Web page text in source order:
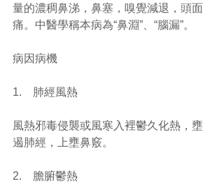
量的濃稠鼻涕，鼻塞，嗅覺減退，頭面
痛。中醫學稱本病為“鼻淵”、“腦漏”。
病因病機
1.    肺經風熱
風熱邪毒侵襲或風寒入裡鬱久化熱，壅
遏肺經，上壅鼻竅。
2.    膽腑鬱熱